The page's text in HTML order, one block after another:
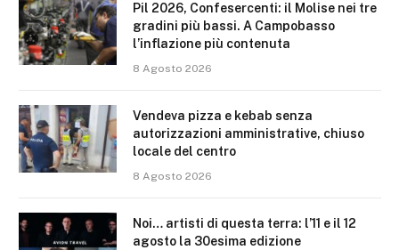
Pil 2026, Confesercenti: il Molise nei tre
gradini più bassi. A Campobasso
l’inflazione più contenuta
8 Agosto 2026
Vendeva pizza e kebab senza
autorizzazioni amministrative, chiuso
locale del centro
8 Agosto 2026
Noi… artisti di questa terra: l’11 e il 12
agosto la 30esima edizione